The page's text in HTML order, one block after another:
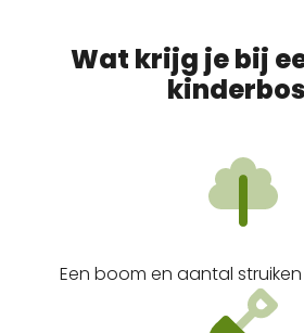
Wat krijg je bij
Een boom en aantal